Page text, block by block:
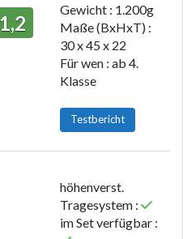
1,2
Gewicht : 1.200g
Maße (BxHxT) :
30 x 45 x 22
Für wen : ab 4.
Klasse
Testbericht
höhenverst.
Tragesystem :
im Set verfügbar :